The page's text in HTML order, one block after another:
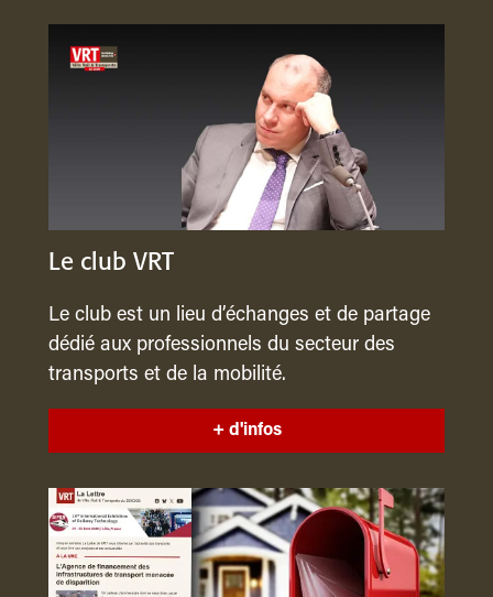
Le club VRT
Le club est un lieu d’échanges et de partage
dédié aux professionnels du secteur des
transports et de la mobilité.
+ d'infos